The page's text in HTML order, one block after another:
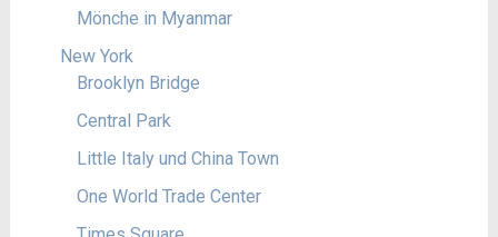
Mönche in Myanmar
New York
Brooklyn Bridge
Central Park
Little Italy und China Town
One World Trade Center